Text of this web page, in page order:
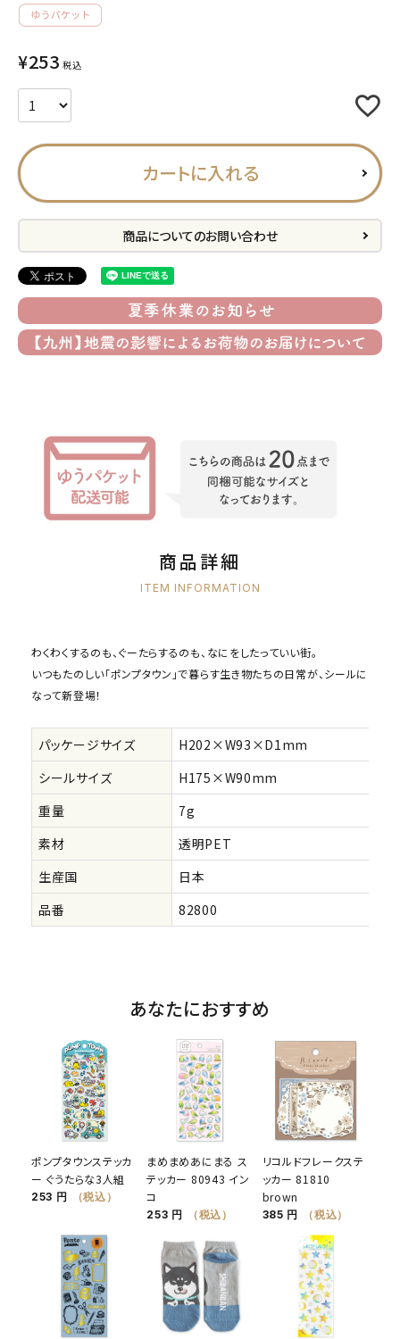
INFORMATION
お知らせ
ご利用ガイド
プライバシーポリシー
特定商取引法について
ACCOUNT MENU
ようこそ ゲスト 様
meeting_room ログイン person 会員登録
公式 デコ部 公式
¥253 税込
カートに入れる
商品についてのお問い合わせ
商品詳細
ITEM INFORMATION
わくわくするのも、ぐーたらするのも、なにをしたっていい街。
いつもたのしい「ポンプタウン」で暮らす生き物たちの日常が、シールに
なって新登場！
パッケージサイズ
H202×W93×D1mm
シールサイズ
H175×W90mm
重量
7g
素材
透明PET
生産国
日本
品番
82800
あなたにおすすめ
ポンプタウンステッカ
ー ぐうたらな3人組
253 円 （税込）
まめまめあにまる ス
テッカー 80943 イン
コ
253 円 （税込）
リコルドフレークステ
ッカー 81810
brown
385 円 （税込）